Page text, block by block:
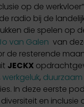
op de werkvloer”
radio bij de
die spelen op
van Galen van
resterende
JECKX
werkgeluk,
In deze eerste
en inclusie